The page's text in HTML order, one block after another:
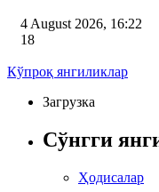
4 August 2026, 16:22
18
Кўпроқ янгиликлар
Загрузка
Сўнгги
Ҳодисалар